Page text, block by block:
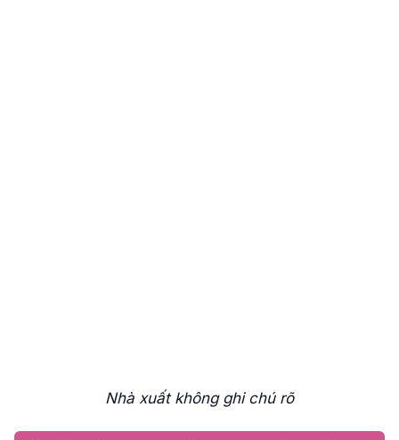
Nhà xuất không ghi chú rõ